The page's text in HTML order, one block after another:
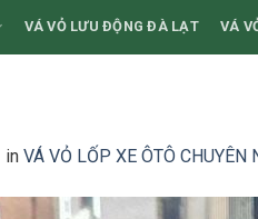
VÁ VỎ LƯU ĐỘNG ĐÀ LẠT VÁ
in VÁ VỎ LỐP XE ÔTÔ CHUYÊN